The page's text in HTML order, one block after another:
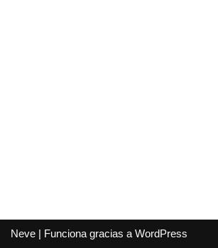
Neve | Funciona gracias a WordPress